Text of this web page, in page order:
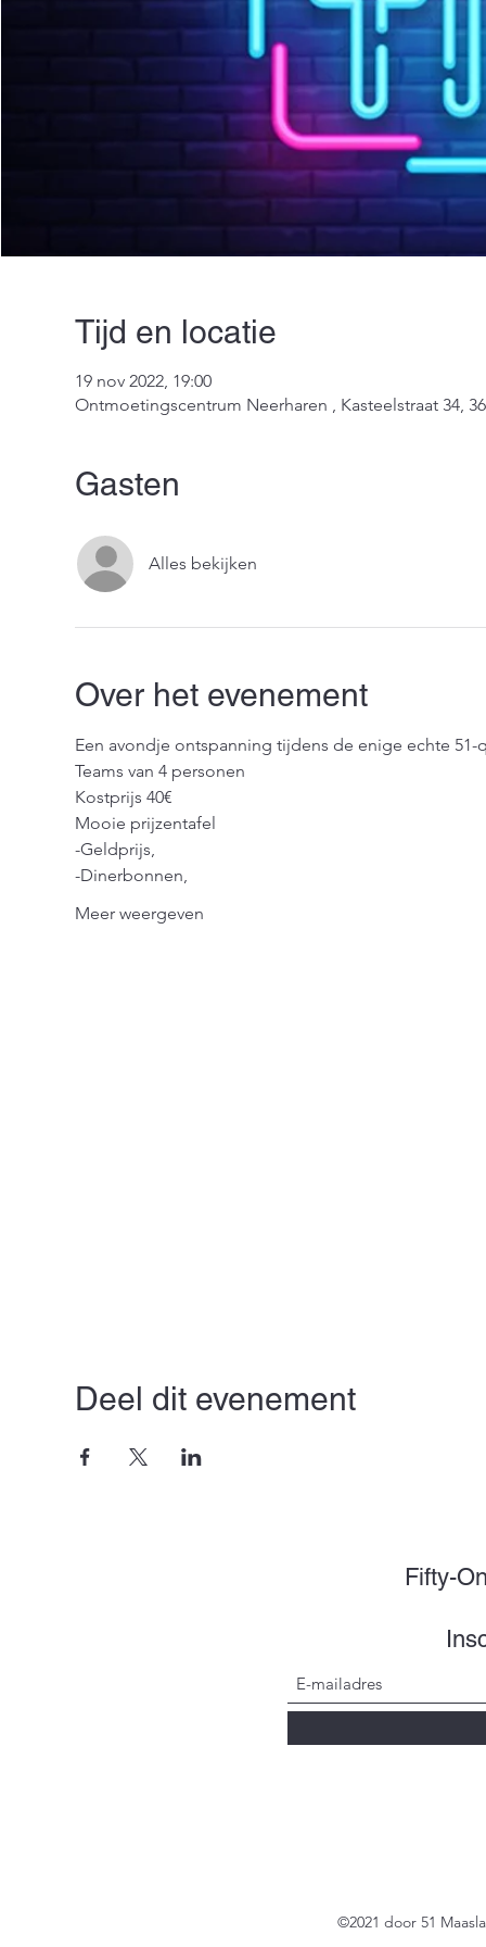
Tijd en locatie
19 nov 2022, 19:00
Ontmoetingscentrum Neerharen , Kasteelstraat 34,
Gasten
Alles bekijken
Over het evenement
Een avondje ontspanning tijdens de enige echte 51-
Teams van 4 personen
Kostprijs 40€
Mooie prijzentafel
-Geldprijs,
-Dinerbonnen,
Meer weergeven
Deel dit evenement
Fifty-
©2021 door 51